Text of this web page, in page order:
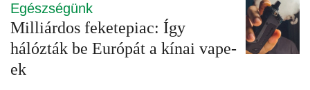
Egészségünk
Milliárdos feketepiac: Így
hálózták be Európát a kínai vape-
ek